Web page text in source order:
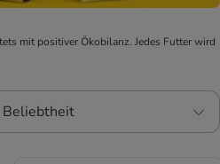
mit positiver Ökobilanz. Jedes Futter wird
Beliebtheit